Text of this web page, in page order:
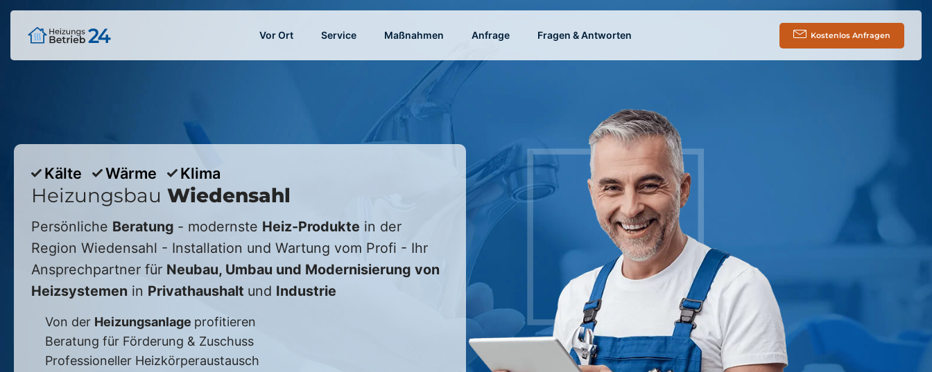
Vor Ort Service Maßnahmen Anfrage Fragen & Antworten Kostenlos Anfragen
Kälte Wärme Klima
Heizungsbau Wiedensahl
Persönliche Beratung - modernste Heiz-Produkte in der
Region Wiedensahl - Installation und Wartung vom Profi - Ihr
Ansprechpartner für Neubau, Umbau und Modernisierung von
Heizsystemen in Privathaushalt und Industrie
Von der Heizungsanlage profitieren
Beratung für Förderung & Zuschuss
Professioneller Heizkörperaustausch